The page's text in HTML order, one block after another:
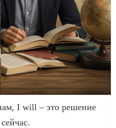
I will – это решение